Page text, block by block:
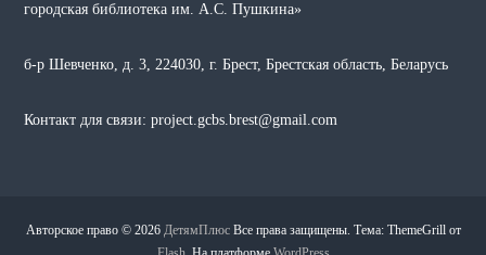
городская библиотека им. А.С. Пушкина»
б-р Шевченко, д. 3, 224030, г. Брест, Брестская область, Беларусь
Контакт для связи: project.gcbs.brest@gmail.com
Авторское право © 2026 ДетямПлюсВсе права защищены. Тема: ThemeGrill от